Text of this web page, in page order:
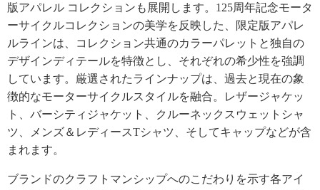
版アパレル コレクションも展開します。125周年記念モータ
ーサイクルコレクションの美学を反映した、限定版アパレ
ルラインは、コレクション共通のカラーパレットと独自の
デザインディテールを特徴とし、それぞれの希少性を強調
しています。厳選されたラインナップは、過去と現在の象
徴的なモーターサイクルスタイルを融合。レザージャケッ
ト、バーシティジャケット、クルーネックスウェットシャ
ツ、メンズ＆レディースTシャツ、そしてキャップなどが含
まれます。
ブランドのクラフトマンシップへのこだわりを示す各アイ